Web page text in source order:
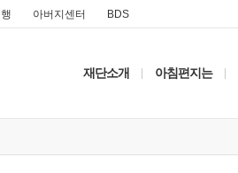
아버지센터 BDS
재단소개 아침편지는